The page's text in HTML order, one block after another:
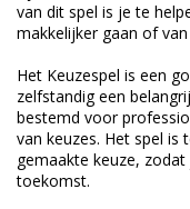
van dit spel is je te
makkelijker gaan of
Het Keuzespel is een
zelfstandig een
bestemd voor
van keuzes. Het spel is
gemaakte keuze,
toekomst.